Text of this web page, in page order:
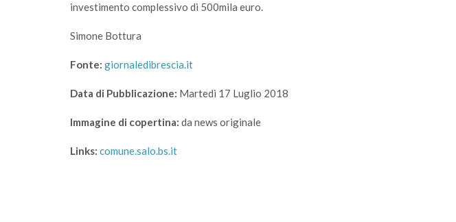
investimento complessivo di 500mila euro.
Simone Bottura
Fonte: giornaledibrescia.it
Data di Pubblicazione: Martedi 17 Luglio 2018
Immagine di copertina: da news originale
Links: comune.salo.bs.it